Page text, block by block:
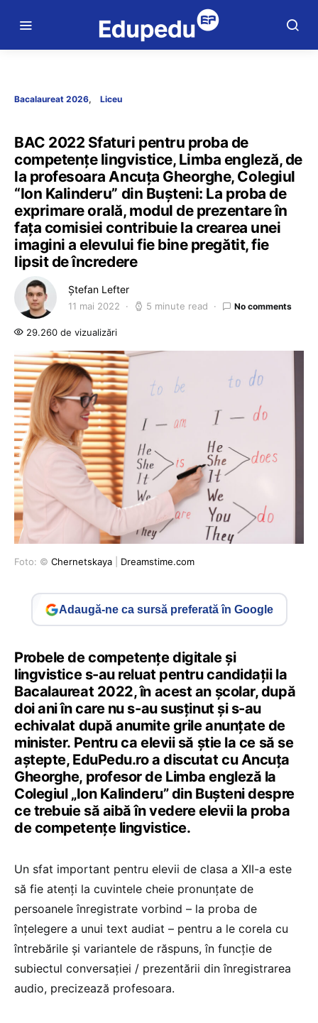
Bacalaureat 2026 Liceu
BAC 2022 Sfaturi pentru proba de
competențe lingvistice, Limba engleză, de
la profesoara Ancuța Gheorghe, Colegiul
“Ion Kalinderu” din Bușteni: La proba de
exprimare orală, modul de prezentare în
fața comisiei contribuie la crearea unei
imagini a elevului fie bine pregătit, fie
lipsit de încredere
Ștefan Lefter
11 mai 2022 5 minute read No comments
29.260 de vizualizări
Foto: © Chernetskaya Dreamstime.com
Adaugă-ne ca sursă preferată în Google
Probele de competențe digitale și
lingvistice s-au reluat pentru candidații la
Bacalaureat 2022, în acest an școlar, după
doi ani în care nu s-au susținut și s-au
echivalat după anumite grile anunțate de
minister. Pentru ca elevii să știe la ce să se
aștepte, EduPedu.ro a discutat cu Ancuța
Gheorghe, profesor de Limba engleză la
Colegiul „Ion Kalinderu” din Bușteni despre
ce trebuie să aibă în vedere elevii la proba
de competențe lingvistice.
Un sfat important pentru elevii de clasa a XII-a este
să fie atenți la cuvintele cheie pronunțate de
persoanele înregistrate vorbind – la proba de
înțelegere a unui text audiat – pentru a le corela cu
întrebările și variantele de răspuns, în funcție de
subiectul conversației / prezentării din înregistrarea
audio, precizează profesoara.